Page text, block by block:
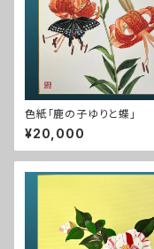
色紙「鹿の子ゆりと蝶」
¥20,000